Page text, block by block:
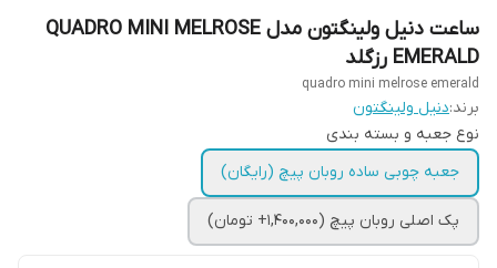
ساعت دنیل ولینگتون مدل QUADRO MINI MELROSE
EMERALD رزگلد
quadro mini melrose emerald
برند:دنیل ولینگتون
نوع جعبه و بسته بندی
جعبه چوبی ساده روبان پیچ (رایگان)
پک اصلی روبان پیچ (1,400,000+ تومان)